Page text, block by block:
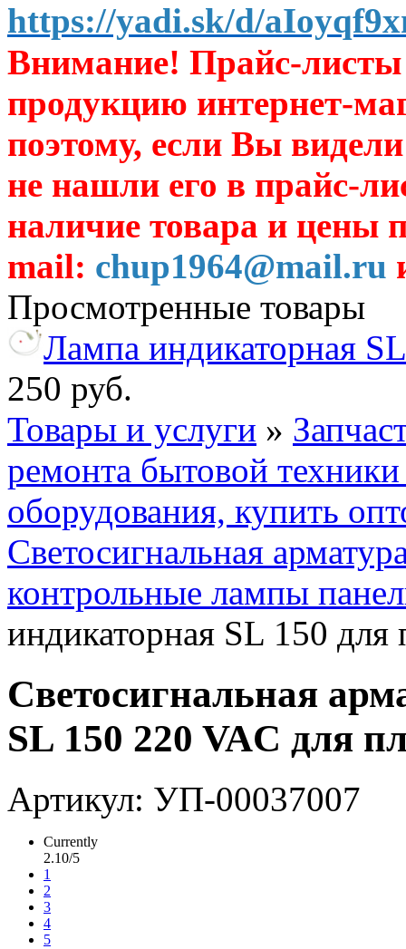
https://yadi.sk/d/
Внимание! Прайс-листы
продукцию интернет-
поэтому, если Вы
не нашли его в прайс-
наличие товара и цены
mail: chup1964@mail.ru
Просмотренные товары
Лампа индикаторная
250 руб.
Товары и услуги »
ремонта бытовой
оборудования, купить
Светосигнальная
контрольные лампы
индикаторная SL 150
Светосигнальная
SL 150 220 VAC для
Артикул: УП-00037007
Currently
2.10/5
1
2
3
4
5